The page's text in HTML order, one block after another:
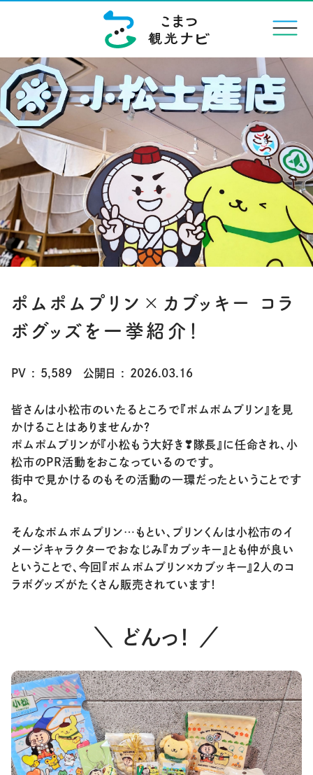
menu
ポムポムプリン×カブッキー コラ
ボグッズを一挙紹介！
PV 5,589 公開日 2026.03.16
皆さんは小松市のいたるところで『ポムポムプリン』 を見
かけることはありませんか？
ポムポムプリンが『小松もう大好き❣隊長』に任命され、小
松市のPR活動をおこなっているのです。
街中で見かけるのもその活動の一環だったということです
ね。
そんなポムポムプリン…もとい、プリンくんは小松市のイ
メージキャラクターでおなじみ『カブッキー』とも仲が良い
ということで、今回 『ポムポムプリン×カブッキー』2人のコ
ラボグッズがたくさん販売されています！
＼ どんっ！ ／